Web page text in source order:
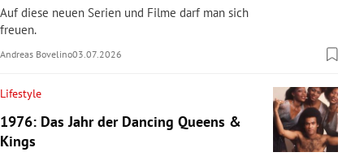
Auf diese neuen Serien und Filme darf man sich
freuen.
Andreas Bovelino03.07.2026
Lifestyle
1976: Das Jahr der Dancing Queens &
Kings